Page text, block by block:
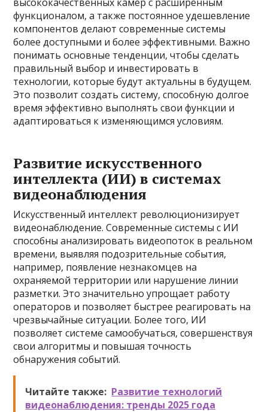
функционалом, а также постоянное удешевление
компонентов делают современные системы
более доступными и более эффективными. Важно
понимать основные тенденции, чтобы сделать
правильный выбор и инвестировать в
технологии, которые будут актуальны в будущем.
Это позволит создать систему, способную долгое
время эффективно выполнять свои функции и
адаптироваться к изменяющимся условиям.
Развитие искусственного
интеллекта (ИИ) в системах
видеонаблюдения
Искусственный интеллект революционизирует
видеонаблюдение. Современные системы с ИИ
способны анализировать видеопоток в реальном
времени, выявляя подозрительные события,
например, появление незнакомцев на
охраняемой территории или нарушение линии
разметки. Это значительно упрощает работу
операторов и позволяет быстрее реагировать на
чрезвычайные ситуации. Более того, ИИ
позволяет системе самообучаться, совершенствуя
свои алгоритмы и повышая точность
обнаружения событий.
Читайте также: Развитие технологий
видеонаблюдения: тренды 2025 года